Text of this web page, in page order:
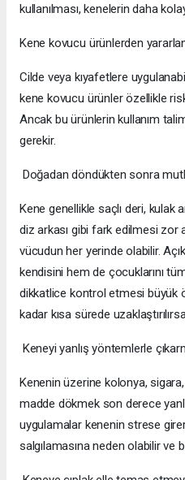
kullanılması, kenelerin daha
Kene kovucu ürünlerden
Cilde veya kıyafetlere
kene kovucu ürünler özellikle
Ancak bu ürünlerin kullanım
gerekir.
Doğadan döndükten sonra
Kene genellikle saçlı deri, kulak
diz arkası gibi fark edilmesi zor
vücudun her yerinde olabilir.
kendisini hem de çocuklarını
dikkatlice kontrol etmesi büyük
kadar kısa sürede
Keneyi yanlış yöntemlerle
Kenenin üzerine kolonya,
madde dökmek son derece
uygulamalar kenenin strese
salgılamasına neden olabilir ve